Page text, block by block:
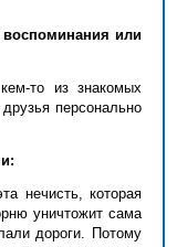
воспоминания или
то из знакомых
персонально
нечисть, которая
уничтожит сама
дороги. Потому